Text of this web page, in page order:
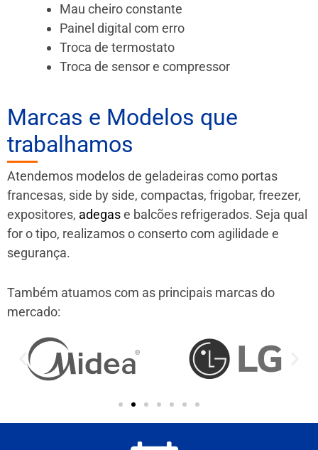
Mau cheiro constante
Painel digital com erro
Troca de termostato
Troca de sensor e compressor
Marcas e Modelos que
trabalhamos
Atendemos modelos de geladeiras como portas
francesas, side by side, compactas, frigobar, freezer,
expositores, adegase balcões refrigerados. Seja qual
for o tipo, realizamos o conserto com agilidade e
segurança.
Também atuamos com as principais marcas do
mercado: